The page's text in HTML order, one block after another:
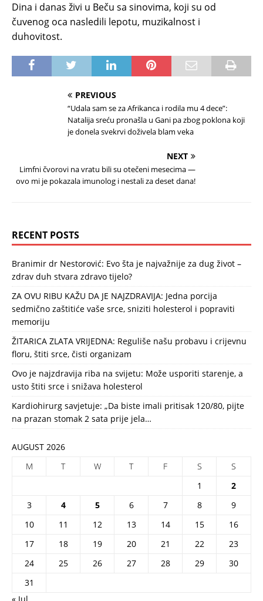
Dina i danas živi u Beču sa sinovima, koji su od
čuvenog oca nasledili lepotu, muzikalnost i
duhovitost.
PREVIOUS
“Udala sam se za Afrikanca i rodila mu 4 dece”:
Natalija sreću pronašla u Gani pa zbog poklona koji
je donela svekrvi doživela blam veka
NEXT
Limfni čvorovi na vratu bili su otečeni mesecima —
ovo mi je pokazala imunolog i nestali za deset dana!
RECENT POSTS
Branimir dr Nestorović: Evo šta je najvažnije za dug život –
zdrav duh stvara zdravo tijelo?
ZA OVU RIBU KAŽU DA JE NAJZDRAVIJA: Jedna porcija
sedmično zaštitiće vaše srce, sniziti holesterol i popraviti
memoriju
ŽITARICA ZLATA VRIJEDNA: Reguliše našu probavu i crijevnu
floru, štiti srce, čisti organizam
Ovo je najzdravija riba na svijetu: Može usporiti starenje, a
usto štiti srce i snižava holesterol
Kardiohirurg savjetuje: „Da biste imali pritisak 120/80, pijte
na prazan stomak 2 sata prije jela…
AUGUST 2026
M
T W T F S
S
1
2
3
4 5 6 7 8
9
10
11 12 13 14 15
16
17
18 19 20 21 22
23
24
25 26 27 28 29
30
31